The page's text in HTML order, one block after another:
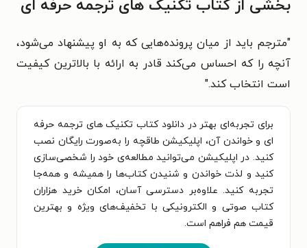
بخشی از کتاب تکنیک های ترجمه حرفه ای
"مترجم باید از میان پرونده‌هایی که به او پیشنهاد می‌شود،
آنچه را که احساس می‌کند قادر به ارائه با بالاترین کیفیت
است انتخاب کند."
برای تجربه‌ای بهتر در دانلود کتاب تکنیک های ترجمه حرفه
ای و خواندن آن، اپلیکیشن طاقچه را به‌صورت رایگان نصب
کنید. در اپلیکیشن می‌توانید مطالعه‌ی خود را شخصی‌سازی
کنید و لذت خواندن و شنیدن کتاب‌ها را همیشه و همه‌جا
تجربه کنید. علاوه‌بر دسترسی آسان، امکان خرید هزاران
کتاب صوتی و الکترونیکی با تخفیف‌های ویژه و بهترین
قیمت هم فراهم است.